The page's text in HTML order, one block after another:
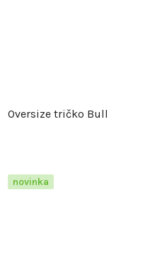
Oversize tričko Bull
novinka